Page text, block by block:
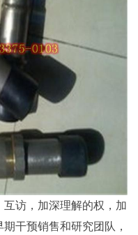
访，加深理解的权，加
干预销售和研究团队，